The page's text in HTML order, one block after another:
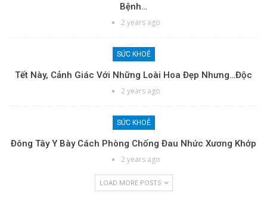
Bệnh…
2 years ago
SỨC KHOẺ
Tết Này, Cảnh Giác Với Những Loài Hoa Đẹp Nhưng…độc
2 years ago
SỨC KHOẺ
Đông Tây Y Bày Cách Phòng Chống Đau Nhức Xương Khớp
2 years ago
LOAD MORE POSTS